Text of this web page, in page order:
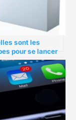
sont les
pour se lancer
le business des
?